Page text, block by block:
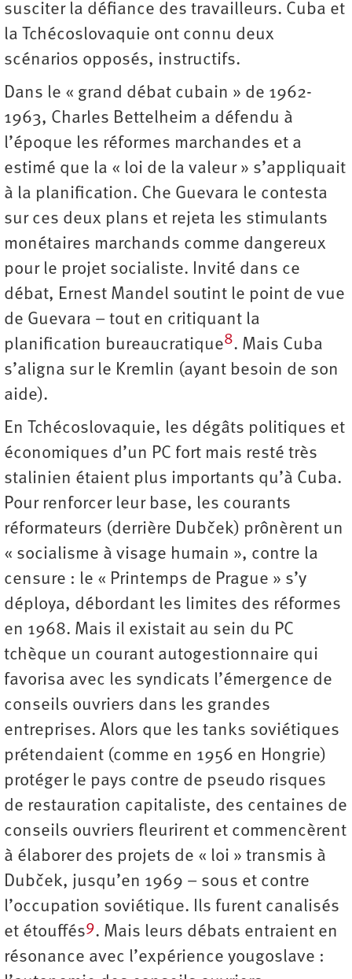
susciter la défiance des travailleurs. Cuba et
la Tchécoslovaquie ont connu deux
scénarios opposés, instructifs.
Dans le « grand débat cubain » de 1962-
1963, Charles Bettelheim a défendu à
l’époque les réformes marchandes et a
estimé que la « loi de la valeur » s’appliquait
à la planification. Che Guevara le contesta
sur ces deux plans et rejeta les stimulants
monétaires marchands comme dangereux
pour le projet socialiste. Invité dans ce
débat, Ernest Mandel soutint le point de vue
de Guevara – tout en critiquant la
planification bureaucratique8. Mais Cuba
s’aligna sur le Kremlin (ayant besoin de son
aide).
En Tchécoslovaquie, les dégâts politiques et
économiques d’un PC fort mais resté très
stalinien étaient plus importants qu’à Cuba.
Pour renforcer leur base, les courants
réformateurs (derrière Dubček) prônèrent un
« socialisme à visage humain », contre la
censure : le « Printemps de Prague » s’y
déploya, débordant les limites des réformes
en 1968. Mais il existait au sein du PC
tchèque un courant autogestionnaire qui
favorisa avec les syndicats l’émergence de
conseils ouvriers dans les grandes
entreprises. Alors que les tanks soviétiques
prétendaient (comme en 1956 en Hongrie)
protéger le pays contre de pseudo risques
de restauration capitaliste, des centaines de
conseils ouvriers fleurirent et commencèrent
à élaborer des projets de « loi » transmis à
Dubček, jusqu’en 1969 – sous et contre
l’occupation soviétique. Ils furent canalisés
et étouffés9. Mais leurs débats entraient en
résonance avec l’expérience yougoslave :